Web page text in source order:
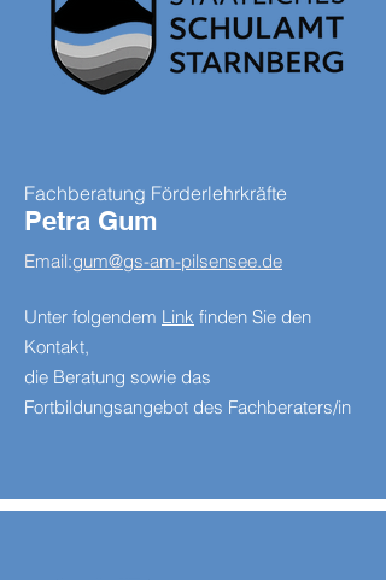
Fachberatung Förderlehrkräfte
Petra Gum
Email:gum@gs-am-pilsensee.de
Unter folgendem Link finden Sie den
Kontakt,
die Beratung sowie das
Fortbildungsangebot des Fachberaters/in